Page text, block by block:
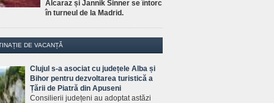
Alcaraz și Jannik Sinner se întorc
în turneul de la Madrid.
DE VACANȚĂ
Clujul s-a asociat cu județele Alba și
Bihor pentru dezvoltarea turistică a
Țării de Piatră din Apuseni
Consilierii județeni au adoptat astăzi